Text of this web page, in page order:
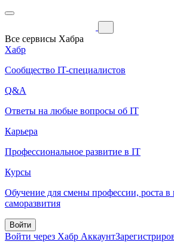
Все сервисы Хабра
Хабр
Сообщество IT-специалистов
Q&A
Ответы на любые вопросы об IT
Карьера
Профессиональное развитие в IT
Курсы
Обучение для смены профессии, роста в
саморазвития
Войти
Войти через Хабр Аккаунт